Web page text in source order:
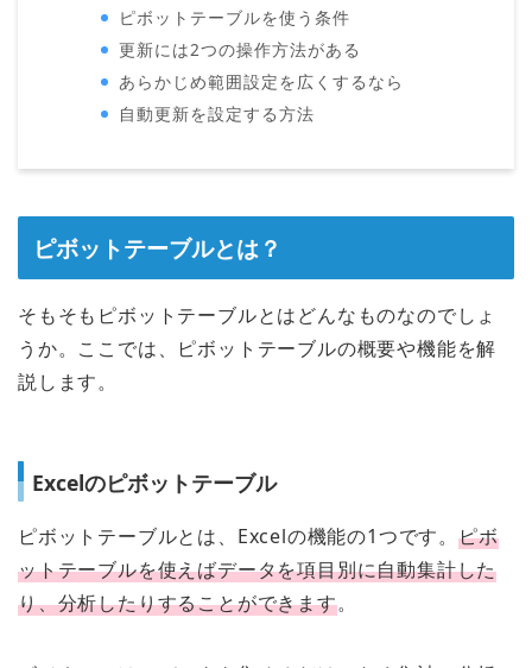
ピボットテーブルを使う条件
更新には2つの操作方法がある
あらかじめ範囲設定を広くするなら
自動更新を設定する方法
ピボットテーブルとは？
そもそもピボットテーブルとはどんなものなのでしょ
うか。ここでは、ピボットテーブルの概要や機能を解
説します。
Excelのピボットテーブル
ピボットテーブルとは、Excelの機能の1つです。 ピボ
ットテーブルを使えばデータを項目別に自動集計した
り、分析したりすることができます。